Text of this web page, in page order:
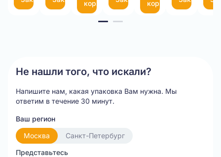
корзину
корзину
Не нашли того, что искали?
Напишите нам, какая упаковка Вам нужна. Мы
ответим в течение 30 минут.
Ваш регион
Москва
Санкт-Петербург
Представьтесь